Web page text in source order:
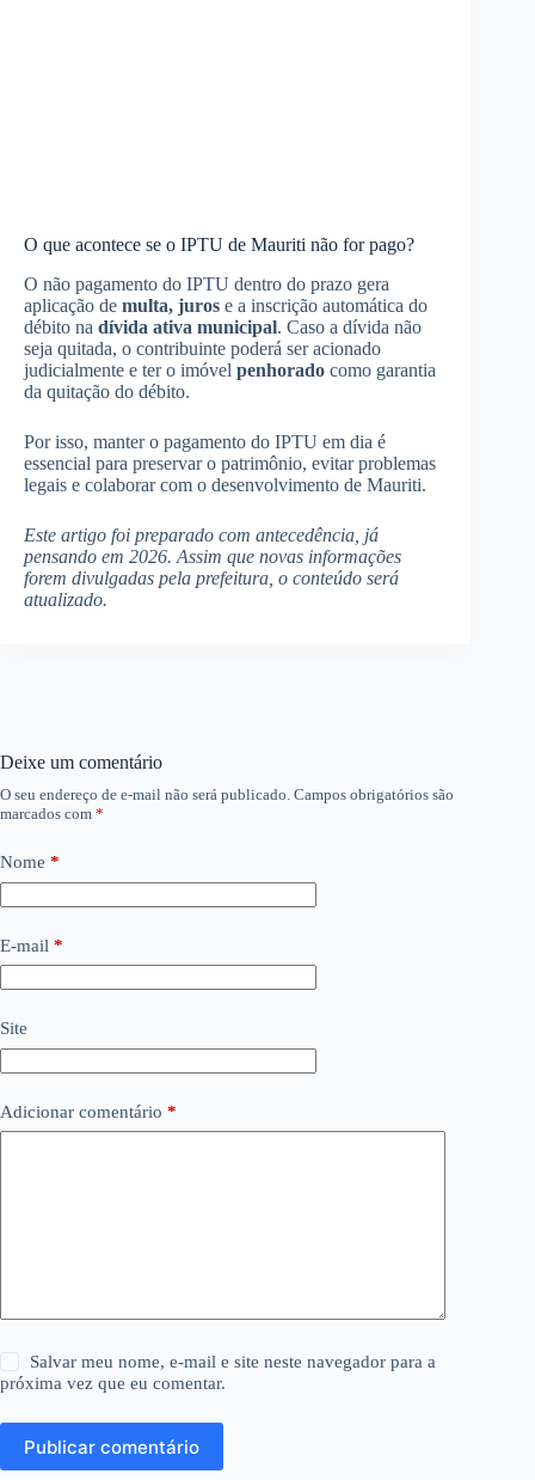
O que acontece se o IPTU de Mauriti não for pago?
O não pagamento do IPTU dentro do prazo gera
aplicação de multa, juros e a inscrição automática do
débito na dívida ativa municipal. Caso a dívida não
seja quitada, o contribuinte poderá ser acionado
judicialmente e ter o imóvel penhorado como garantia
da quitação do débito.
Por isso, manter o pagamento do IPTU em dia é
essencial para preservar o patrimônio, evitar problemas
legais e colaborar com o desenvolvimento de Mauriti.
Este artigo foi preparado com antecedência, já
pensando em 2026. Assim que novas informações
forem divulgadas pela prefeitura, o conteúdo será
atualizado.
Deixe um comentário
O seu endereço de e-mail não será publicado. Campos obrigatórios são
marcados com *
Nome *
E-mail *
Site
Adicionar comentário *
Salvar meu nome, e-mail e site neste navegador para a
próxima vez que eu comentar.
Publicar comentário